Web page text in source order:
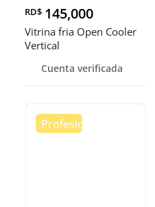
RD$ 145,000
Vitrina fria Open Cooler
Vertical
Cuenta verificada